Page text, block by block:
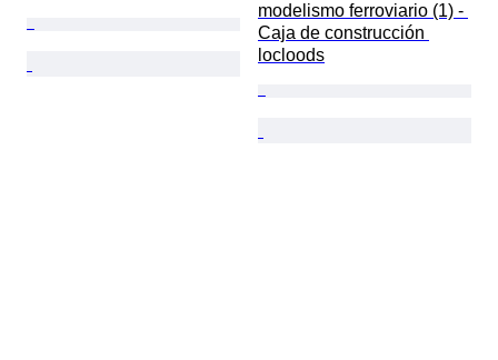
modelismo ferroviario (1) -
Caja de construcción
locloods